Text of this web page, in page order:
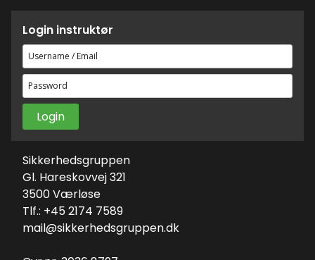
Login instruktør
Brugernavn
eller
e-
mailadresse
Adgangskode
Sikkerhedsgruppen
Gl. Hareskovvej 321
3500 Værløse
Tlf.: +45 2174 7589
mail@sikkerhedsgruppen.dk